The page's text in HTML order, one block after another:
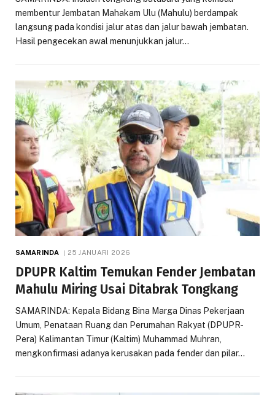
membentur Jembatan Mahakam Ulu (Mahulu) berdampak
langsung pada kondisi jalur atas dan jalur bawah jembatan.
Hasil pengecekan awal menunjukkan jalur…
SAMARINDA 25 JANUARI 2026
DPUPR Kaltim Temukan Fender Jembatan
Mahulu Miring Usai Ditabrak Tongkang
SAMARINDA: Kepala Bidang Bina Marga Dinas Pekerjaan
Umum, Penataan Ruang dan Perumahan Rakyat (DPUPR-
Pera) Kalimantan Timur (Kaltim) Muhammad Muhran,
mengkonfirmasi adanya kerusakan pada fender dan pilar…